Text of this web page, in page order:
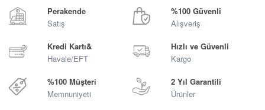
Perakende
Satış
%100 Güvenli
Alışveriş
Kredi Kartı&
Havale/EFT
Hızlı ve Güvenli
Kargo
%100 Müşteri
Memnuniyeti
2 Yıl Garantili
Ürünler